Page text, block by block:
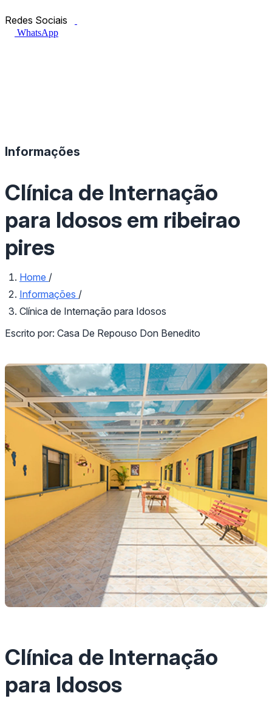
Redes Sociais
WhatsApp
Informações
Clínica de Internação
para Idosos em ribeirao
pires
Home /
Informações /
Clínica de Internação para Idosos
Escrito por: Casa De Repouso Don Benedito
Clínica de Internação
para Idosos